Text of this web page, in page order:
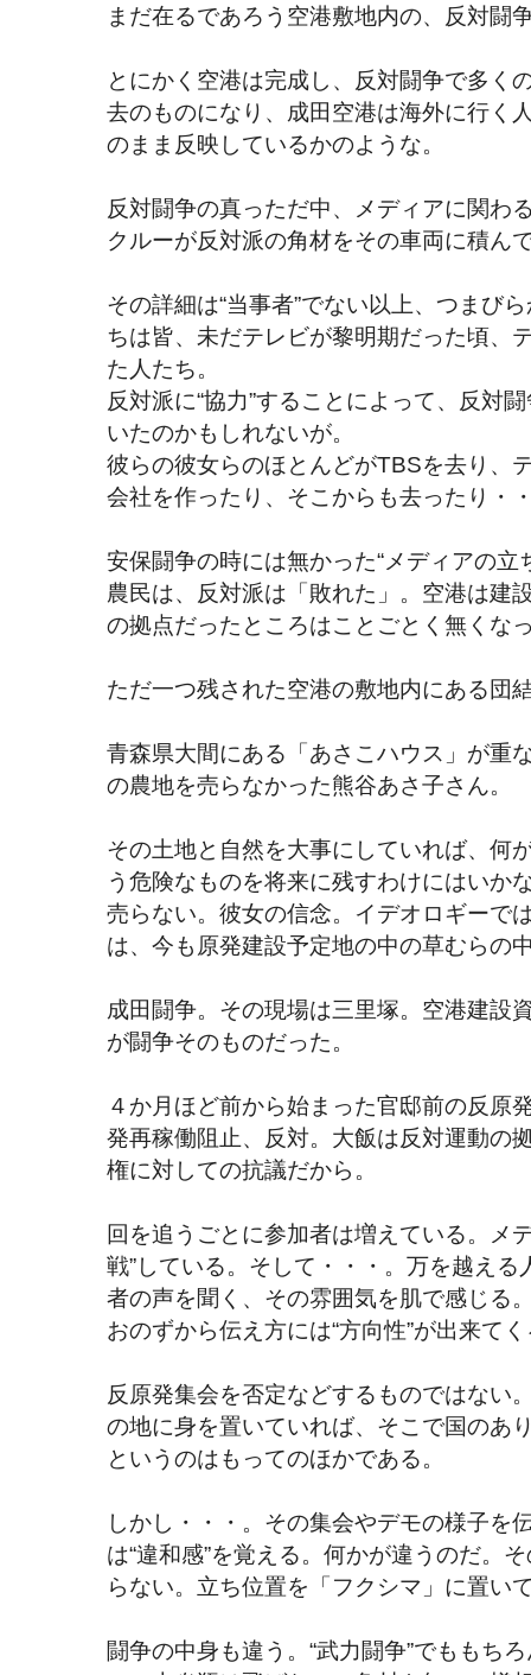
まだ在るであろう空港敷地内の、反対闘
とにかく空港は完成し、反対闘争で多く
去のものになり、成田空港は海外に行く
のまま反映しているかのような。
反対闘争の真っただ中、メディアに関わ
クルーが反対派の角材をその車両に積ん
その詳細は“当事者”でない以上、つまび
ちは皆、未だテレビが黎明期だった頃、
た人たち。
反対派に“協力”することによって、反対
いたのかもしれないが。
彼らの彼女らのほとんどがTBSを去り、
会社を作ったり、そこからも去ったり・
安保闘争の時には無かった“メディアの
農民は、反対派は「敗れた」。空港は建
の拠点だったところはことごとく無くな
ただ一つ残された空港の敷地内にある団
青森県大間にある「あさこハウス」が重
の農地を売らなかった熊谷あさ子さん。
その土地と自然を大事にしていれば、何
う危険なものを将来に残すわけにはいか
売らない。彼女の信念。イデオロギーで
は、今も原発建設予定地の中の草むらの
成田闘争。その現場は三里塚。空港建設
が闘争そのものだった。
４か月ほど前から始まった官邸前の反原
発再稼働阻止、反対。大飯は反対運動の
権に対しての抗議だから。
回を追うごとに参加者は増えている。メ
戦”している。そして・・・。万を越え
者の声を聞く、その雰囲気を肌で感じる
おのずから伝え方には“方向性”が出来て
反原発集会を否定などするものではない
の地に身を置いていれば、そこで国のあ
というのはもってのほかである。
しかし・・・。その集会やデモの様子を
は“違和感”を覚える。何かが違うのだ。
らない。立ち位置を「フクシマ」に置い
闘争の中身も違う。“武力闘争”でももち